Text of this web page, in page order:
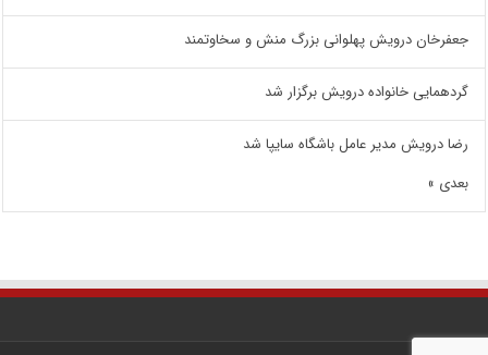
جعفرخان درویش پهلوانی بزرگ منش و سخاوتمند
گردهمایی خانواده درویش برگزار شد
رضا درویش مدیر عامل باشگاه سایپا شد
بعدی »